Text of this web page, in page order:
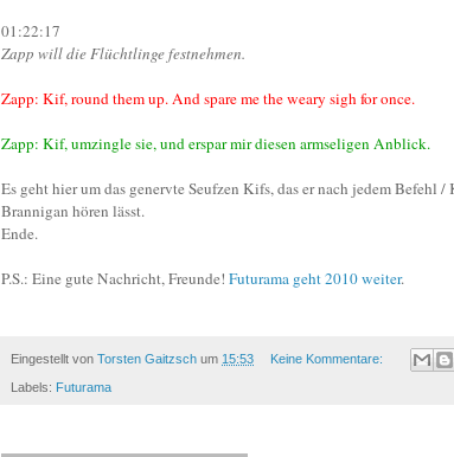
01:22:17
Zapp will die Flüchtlinge festnehmen.
Zapp: Kif, round them up. And spare me the weary sigh for once.
Zapp: Kif, umzingle sie, und erspar mir diesen armseligen Anblick.
Es geht hier um das genervte Seufzen Kifs, das er nach jedem Befehl
Brannigan hören lässt.
Ende.
P.S.: Eine gute Nachricht, Freunde! Futurama geht 2010 weiter.
Eingestellt von Torsten Gaitzsch um 15:53 Keine Kommentare:
Labels: Futurama